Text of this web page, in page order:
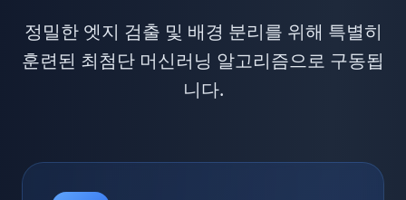
정밀한 엣지 검출 및 배경 분리를 위해 특별히
훈련된 최첨단 머신러닝 알고리즘으로 구동됩
니다.